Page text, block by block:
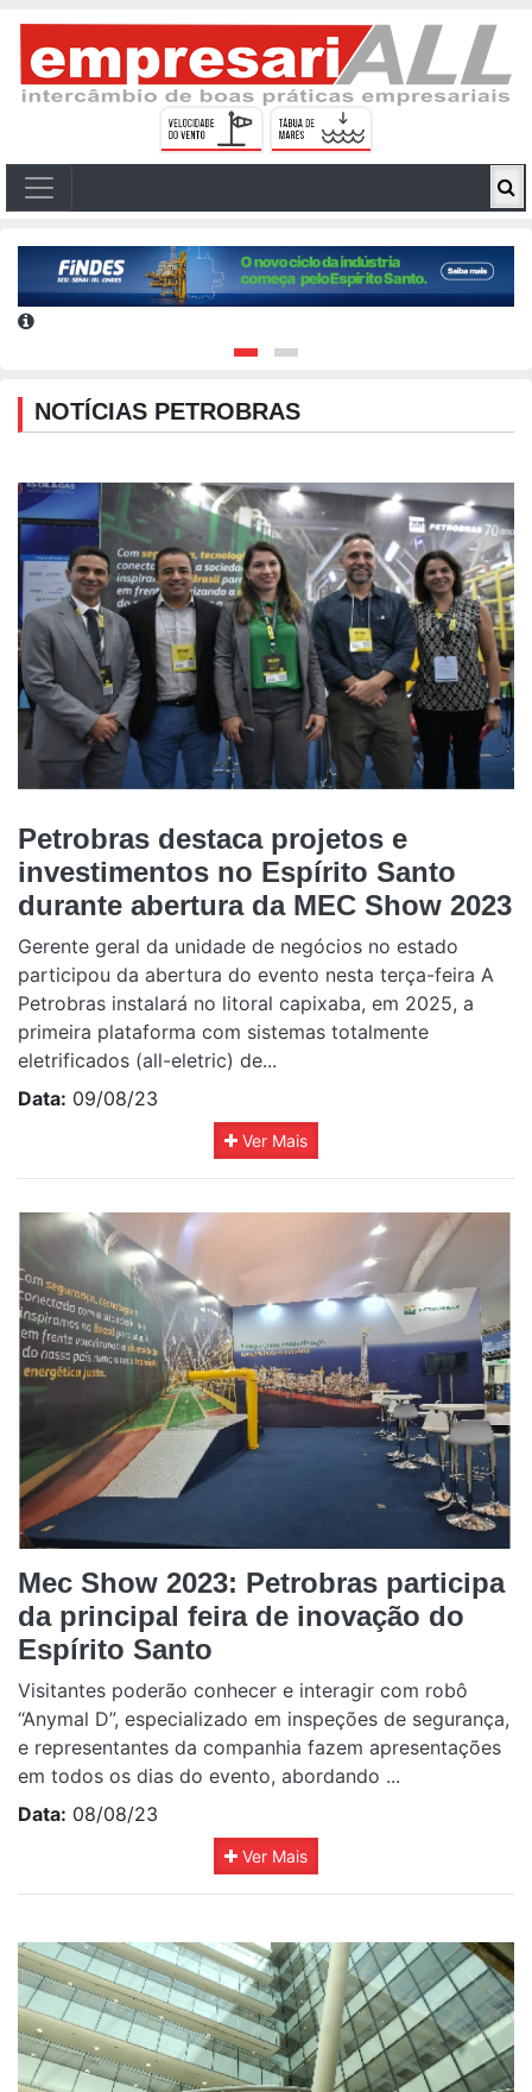
NOTÍCIAS PETROBRAS
Petrobras destaca projetos e
investimentos no Espírito Santo
durante abertura da MEC Show 2023
Gerente geral da unidade de negócios no estado
participou da abertura do evento nesta terça-feira A
Petrobras instalará no litoral capixaba, em 2025, a
primeira plataforma com sistemas totalmente
eletrificados (all-eletric) de...
Data: 09/08/23
Ver Mais
Mec Show 2023: Petrobras participa
da principal feira de inovação do
Espírito Santo
Visitantes poderão conhecer e interagir com robô
“Anymal D”, especializado em inspeções de segurança,
e representantes da companhia fazem apresentações
em todos os dias do evento, abordando ...
Data: 08/08/23
Ver Mais